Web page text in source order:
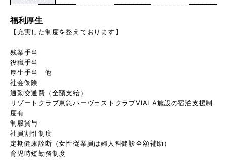
福利厚生
【充実した制度を整えております】
残業手当
役職手当
厚生手当 他
社会保険
通勤交通費（全額支給）
リゾートクラブ東急ハーヴェストクラブVIALA施設の宿泊支援制
度有
制服貸与
社員割引制度
定期健康診断（女性従業員は婦人科健診全額補助）
育児時短勤務制度